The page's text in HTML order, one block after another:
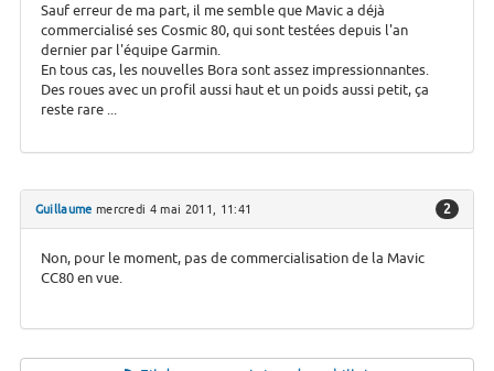
Sauf erreur de ma part, il me semble que Mavic a déjà
commercialisé ses Cosmic 80, qui sont testées depuis l'an
dernier par l'équipe Garmin.
En tous cas, les nouvelles Bora sont assez impressionnantes.
Des roues avec un profil aussi haut et un poids aussi petit, ça
reste rare ...
Guillaume mercredi 4 mai 2011, 11:41 2
Non, pour le moment, pas de commercialisation de la Mavic
CC80 en vue.